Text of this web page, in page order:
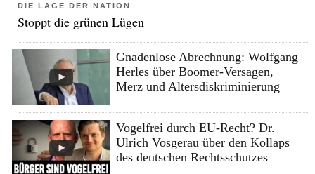
DIE LAGE DER NATION
Stoppt die grünen Lügen
Gnadenlose Abrechnung: Wolfgang
Herles über Boomer-Versagen,
Merz und Altersdiskriminierung
Vogelfrei durch EU-Recht? Dr.
Ulrich Vosgerau über den Kollaps
des deutschen Rechtsschutzes